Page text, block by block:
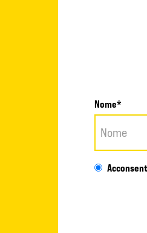
Nome*